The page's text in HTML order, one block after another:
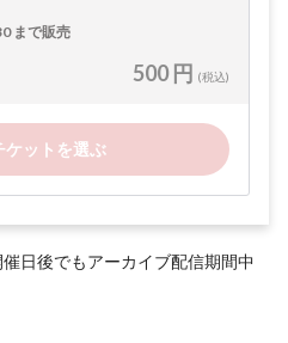
まで販売
500 円 (税込)
ケットを選ぶ
日後でもアーカイブ配信期間中